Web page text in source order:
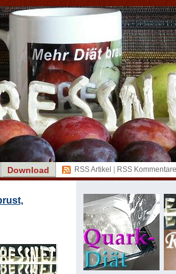
Download RSS Artikel RSS Kommentare